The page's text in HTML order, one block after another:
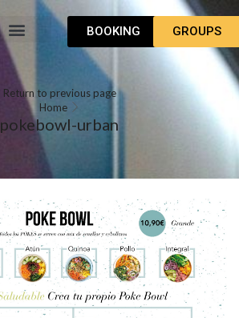
BOOKING GROUPS
Return to previous page
Home
pokebowl-urban